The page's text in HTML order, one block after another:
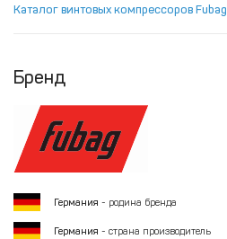
Каталог винтовых компрессоров Fubag
Бренд
Германия - родина бренда
Германия - страна производитель